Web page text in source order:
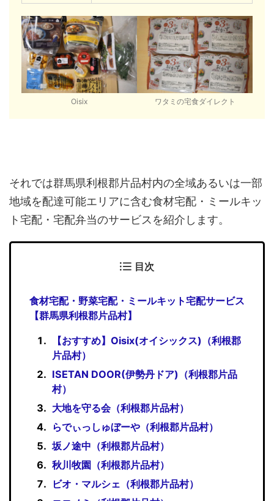
Oisix ワタミの宅食ダイレクト
それでは群馬県利根郡片品村内の全域あるいは一部
地域を配達可能エリアに含む食材宅配・ミールキッ
ト宅配・宅配弁当のサービスを紹介します。
目次
食材宅配・野菜宅配・ミールキット宅配サービス
【群馬県利根郡片品村】
【おすすめ】Oisix(オイシックス)（利根郡
片品村）
ISETAN DOOR(伊勢丹ドア)（利根郡片品
村）
大地を守る会（利根郡片品村）
らでぃっしゅぼーや（利根郡片品村）
坂ノ途中（利根郡片品村）
秋川牧園（利根郡片品村）
ビオ・マルシェ（利根郡片品村）